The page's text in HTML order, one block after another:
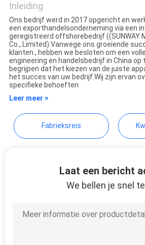
PRIVACYBELEID
Technologies
Inleiding
Ons bedrijf werd in 2017 opgericht en
een exporthandelsonderneming via een
geregistreerd offshorebedrijf ((SUNWAY
Co., Limited).Vanwege ons groeiende
klanten., hebben we besloten om een
engineering en handelsbedrijf in China op
begrijpen dat het kiezen van de juiste
het succes van uw bedrijf.Wij zijn ervan
specifieke behoeften
Leer meer >
Fabrieksreis
Laat een bericht
We bellen je snel